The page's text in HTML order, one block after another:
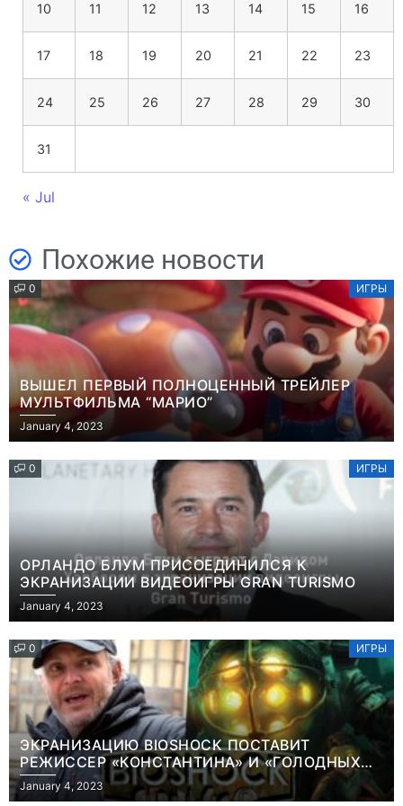
10 11 12 13 14 15 16
17 18 19 20 21 22 23
24 25 26 27 28 29 30
31
« Jul
Похожие новости
0 ИГРЫ
ВЫШЕЛ ПЕРВЫЙ ПОЛНОЦЕННЫЙ ТРЕЙЛЕР
МУЛЬТФИЛЬМА “МАРИО”
January 4, 2023
0 ИГРЫ
ОРЛАНДО БЛУМ ПРИСОЕДИНИЛСЯ К
ЭКРАНИЗАЦИИ ВИДЕОИГРЫ GRAN TURISMO
January 4, 2023
0 ИГРЫ
ЭКРАНИЗАЦИЮ BIOSHOCK ПОСТАВИТ
РЕЖИССЕР «КОНСТАНТИНА» И «ГОЛОДНЫХ
ИГР»
January 4, 2023